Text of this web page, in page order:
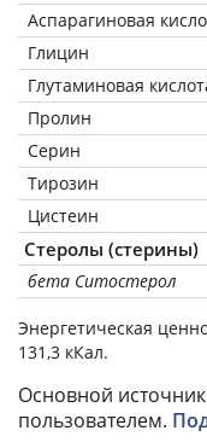
Аспарагиновая
Глицин
Глутаминовая
Пролин
Серин
Тирозин
Цистеин
Стеролы (стерины)
бета Ситостерол
Энергетическая
131,3 кКал.
Основной
пользователем.